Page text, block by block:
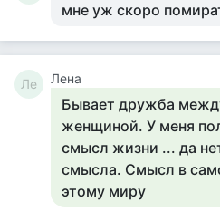
мне уж скоро
Ле Лена
Бывает дружба
женщиной. У меня
смысл жизни ... да
смысла. Смысл в
этому миру